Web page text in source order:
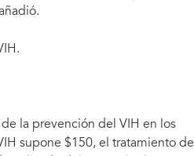
la prevención del VIH en los
supone $150, el tratamiento de